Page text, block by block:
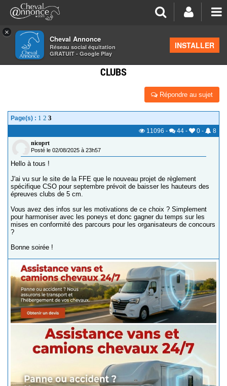
×
Cheval Annonce
Réseau social équitation
GRATUIT - Google Play
INSTALLER
>Concours cheval
CHANGEMENT DES HAUTEURS CSO ÉPREUVES
CLUBS
Répondre au sujet
Page(s) : 1 2 3
11096 - 44 - 0 -
8
nicoprt
Posté le 02/08/2025 à 23h57
Hello à tous !
J'ai vu sur le site de la FFE que le nouveau projet de règlement
spécifique CSO pour septembre prévoit de baisser les hauteurs des
épreuves clubs de 5 cm.
Vous avez des infos sur les motivations de ce choix ? Simplement
pour harmoniser avec les poneys et donc gagner du temps sur les
mises en conformité des parcours pour les organisateurs de concours
?
Bonne soirée !